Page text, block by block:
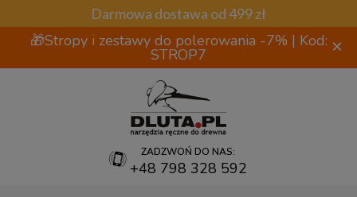
Darmowa dostawa od 499 zł
🎁Stropy i zestawy do polerowania -7% | Kod:
STROP7 ×
ZADZWOŃ DO NAS:
+48 798 328 592